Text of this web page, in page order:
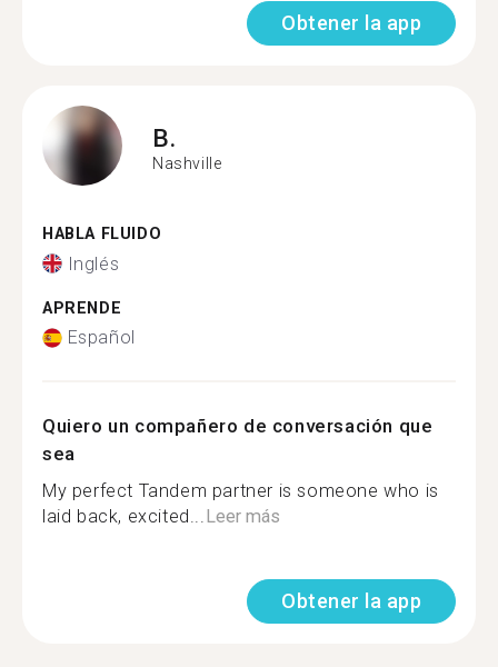
Obtener la app
B.
Nashville
HABLA FLUIDO
Inglés
APRENDE
Español
Quiero un compañero de conversación que
sea
My perfect Tandem partner is someone who is
laid back, excited...Leer más
Obtener la app